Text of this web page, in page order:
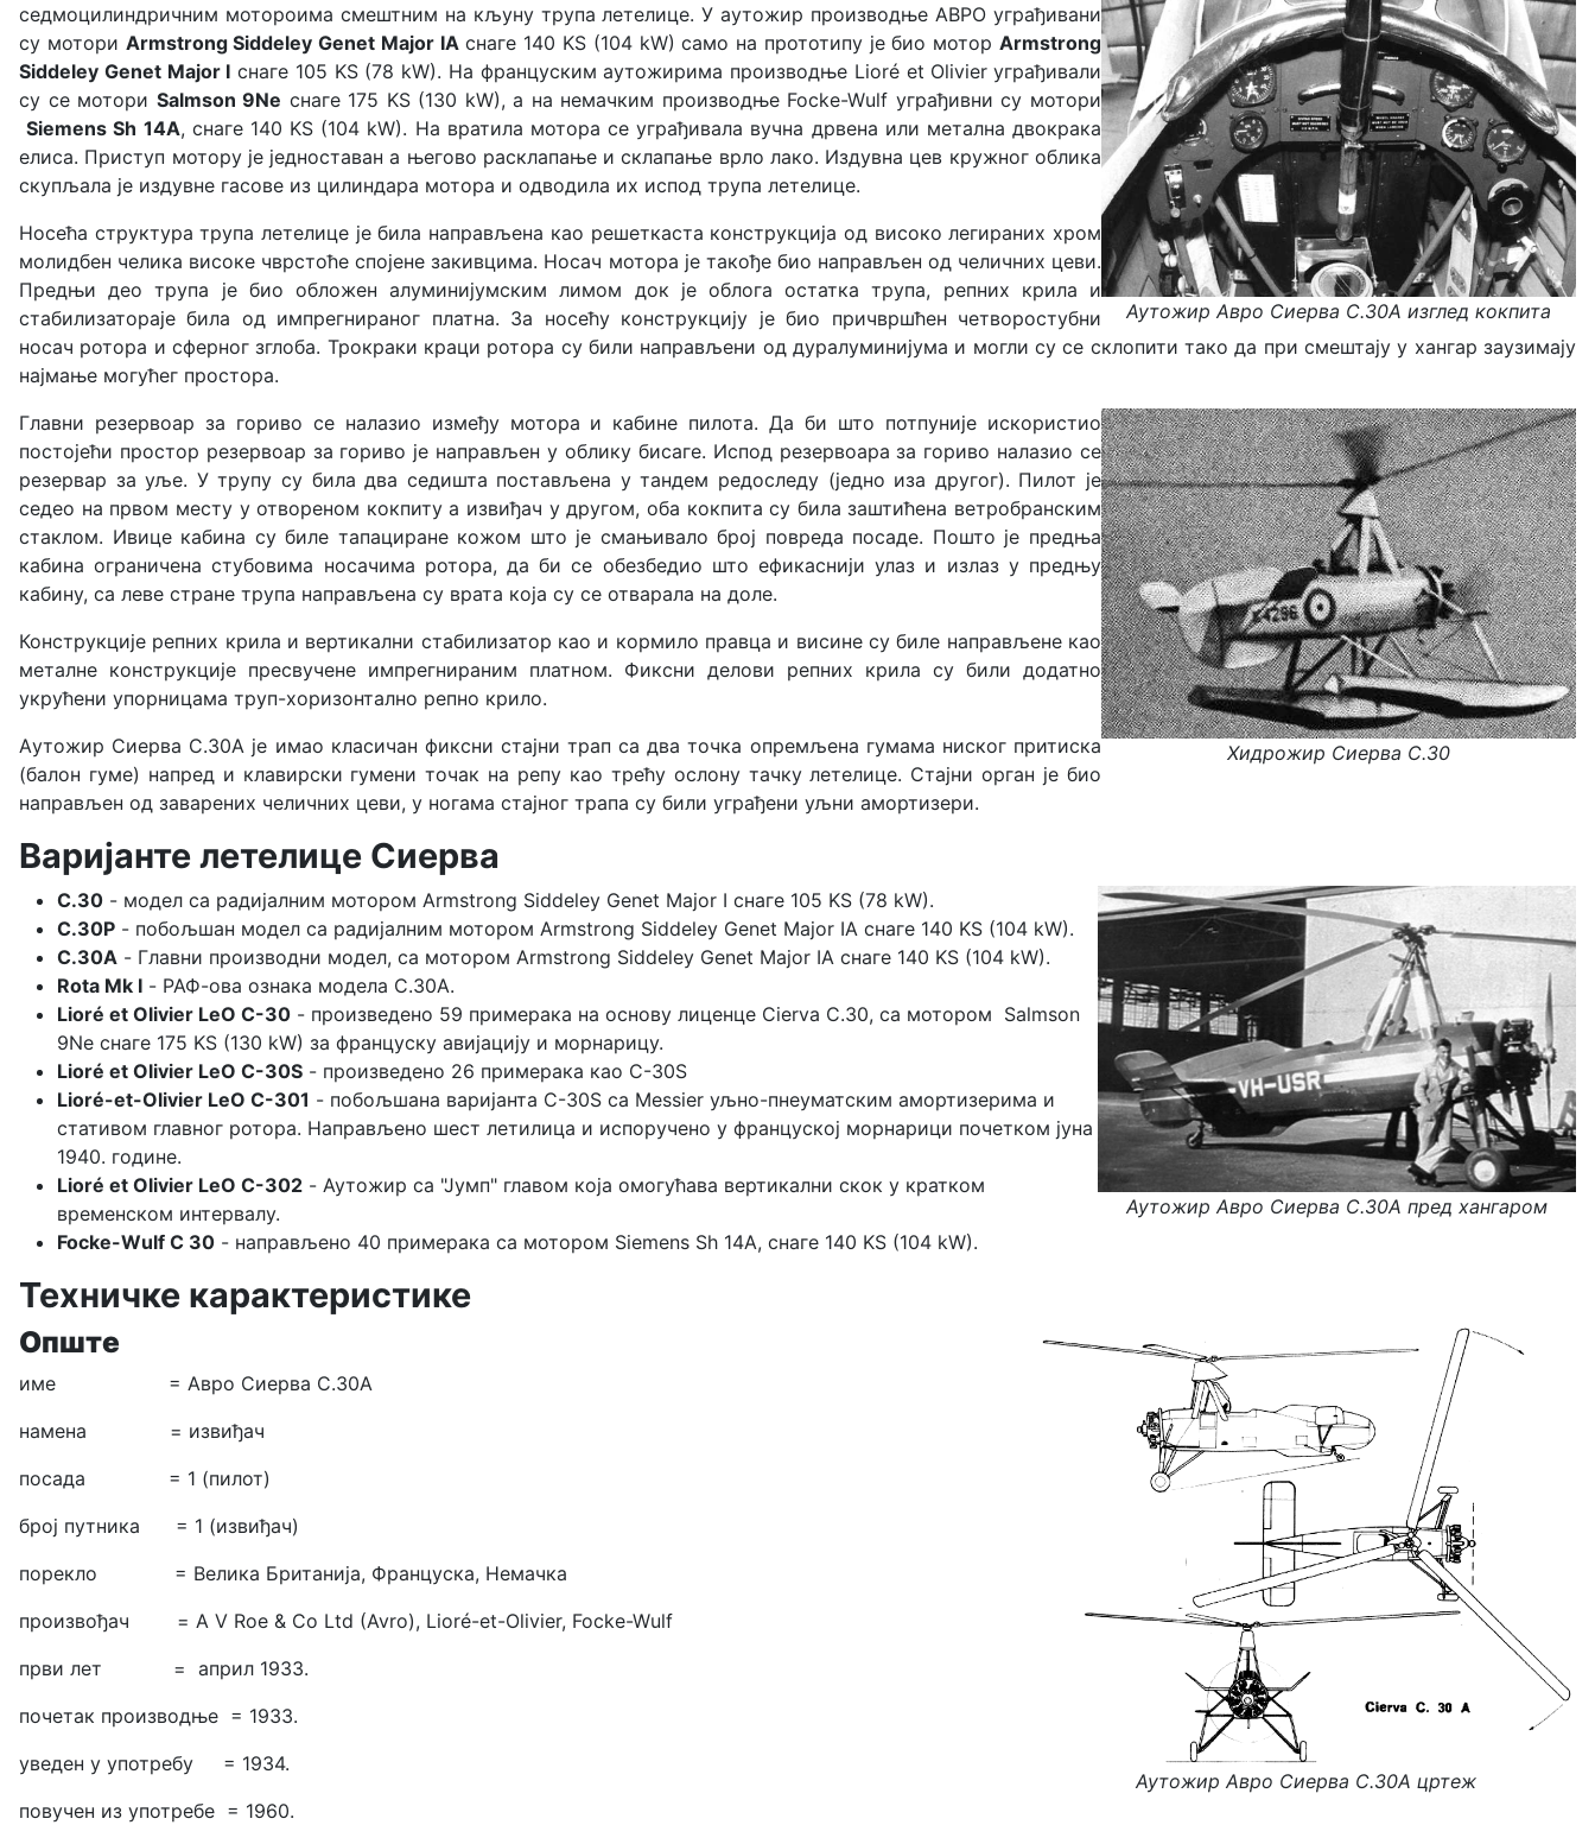
Аутожир Авро Сиерва С.30A изглед кокпита
седмоцилиндричним мотороима смештним на кљуну трупа летелице. У аутожир производње АВРО уграђивани
су мотори Armstrong Siddeley Genet Major IАснаге 140 KS (104 kW) само на прототипу је био моторArmstrong
Siddeley Genet Major I снаге 105 KS (78 kW). На француским аутожирима производње Lioré et Olivier уграђивали
су се мотори Salmson 9Ne снаге 175 KS (130 kW), а на немачким производње Focke-Wulf уграђивни су мотори
Siemens Sh 14A, снаге 140 KS (104 kW). На вратила мотора се уграђивала вучна дрвена или метална двокрака
елиса. Приступ мотору је једноставан а његово расклапање и склапање врло лако. Издувна цев кружног облика
скупљала је издувне гасове из цилиндара мотора и одводила их испод трупа летелице.
Носећа структура трупа летелице је била направљена као решеткаста конструкција од високо легираних хром
молидбен челика високе чврстоће спојене закивцима. Носач мотора је такође био направљен од челичних цеви.
Предњи део трупа је био обложен алуминијумским лимом док је облога остатка трупа, репних крила и
стабилизатораје била од импрегнираног платна. За носећу конструкцију је био причвршћен четворостубни
носач ротора и сферног зглоба. Трокраки краци ротора су били направљени од дуралуминијума и могли су се склопити тако да при смештају у хангар заузимају
најмање могућег простора.
Хидрожир Сиерва С.30
Главни резервоар за гориво се налазио између мотора и кабине пилота. Да би што потпуније искористио
постојећи простор резервоар за гориво је направљен у облику бисаге. Испод резервоара за гориво налазио се
резервар за уље. У трупу су била два седишта постављена у тандем редоследу (једно иза другог). Пилот је
седео на првом месту у отвореном кокпиту а извиђач у другом, оба кокпита су била заштићена ветробранским
стаклом. Ивице кабина су биле тапациране кожом што је смањивало број повреда посаде. Пошто је предња
кабина ограничена стубовима носачима ротора, да би се обезбедио што ефикаснији улаз и излаз у предњу
кабину, са леве стране трупа направљена су врата која су се отварала на доле.
Конструкције репних крила и вертикални стабилизатор као и кормило правца и висине су биле направљене као
металне конструкције пресвучене импрегнираним платном. Фиксни делови репних крила су били додатно
укрућени упорницама труп-хоризонтално репно крило.
Aутожир Сиерва С.30А је имао класичан фиксни стајни трап са два точка опремљена гумама ниског притиска
(балон гуме) напред и клавирски гумени точак на репу као трећу ослону тачку летелице. Стајни орган је био
направљен од заварених челичних цеви, у ногама стајног трапа су били уграђени уљни амортизери.
Варијанте летелице Сиерва
Аутожир Авро Сиерва С.30А пред хангаром
C.30 - модел са радијалним мотором Armstrong Siddeley Genet Major I снаге 105 KS (78 kW).
C.30P - побољшан модел са радијалним мотором Armstrong Siddeley Genet Major IА снаге 140 KS (104 kW).
C.30A - Главни производни модел, са мотором Armstrong Siddeley Genet Major IA снаге 140 KS (104 kW).
Rota Mk I - РАФ-ова ознака модела C.30A.
Lioré et Olivier LeO C-30 - произведено 59 примерака на основу лиценце Cierva C.30, са мотором Salmson
9Ne снаге 175 KS (130 kW) за француску авијацију и морнарицу.
Lioré et Olivier LeO C-30S - произведено 26 примерака као C-30S
Lioré-et-Olivier LeO C-301 - побољшана варијанта C-30S са Messier уљно-пнеуматским амортизерима и
стативом главног ротора. Направљено шест летилица и испоручено у француској морнарици почетком јуна
1940. године.
Lioré et Olivier LeO C-302 - Аутожир са "Јумп" главом која омогућава вертикални скок у кратком
временском интервалу.
Focke-Wulf C 30 - направљено 40 примерака са мотором Siemens Sh 14A, снаге 140 KS (104 kW).
Техничке карактеристике
Аутожир Авро Сиерва С.30А цртеж
Опште
име = Авро Сиерва С.30А
намена = извиђач
посада = 1 (пилот)
број путника = 1 (извиђач)
порекло = Велика Британија, Француска, Немачка
произвођач = A V Roe & Co Ltd (Avro), Lioré-et-Olivier, Focke-Wulf
први лет = април 1933.
почетак производње = 1933.
уведен у употребу = 1934.
повучен из употребе = 1960.